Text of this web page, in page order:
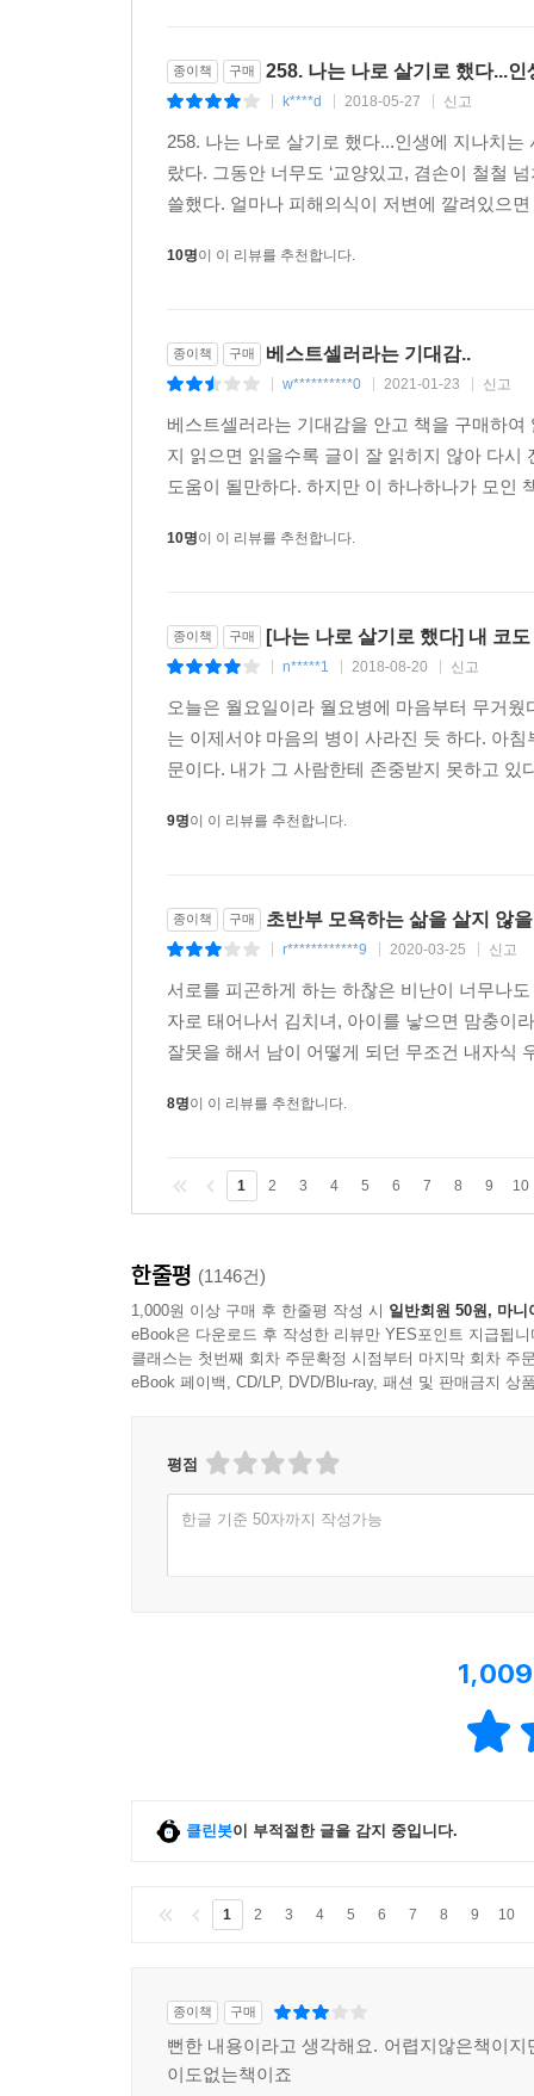
평범하지만 아름다운 우리 보통의 존재들을 위하
당신이 조금은 자유로워졌기를 바란다
우리에게 건투를 빈다
해줄 수 있을까. 다 이렇게 살고 있으니 유난
밥벌이 때문에 참는 ‘을’이 된 것에 자책하지
부끄러워하지 말자. 누구나 어린 시절엔 지구
정의로운 사람으로 살아갈 줄 알았다. 그러나
모습의 어른은 아니지만, 우리는 우리 자신을 똑
통해 모든 인생에 건투를 빈다!
종이책 구매 258. 나는 나로 살기로 했다...
k****d 2018-05-27 신고
258. 나는 나로 살기로 했다...인생에 지나치는
랐다. 그동안 너무도 ‘교양있고, 겸손이 철철
쓸했다. 얼마나 피해의식이 저변에 깔려있으
10명이 이 리뷰를 추천합니다.
종이책 구매 베스트셀러라는 기대감..
w**********0 2021-01-23 신고
베스트셀러라는 기대감을 안고 책을 구매하
지 읽으면 읽을수록 글이 잘 읽히지 않아 다
도움이 될만하다. 하지만 이 하나하나가 모인
10명이 이 리뷰를 추천합니다.
종이책 구매 [나는 나로 살기로 했다] 내 코
n*****1 2018-08-20 신고
오늘은 월요일이라 월요병에 마음부터 무거
는 이제서야 마음의 병이 사라진 듯 하다. 아
문이다. 내가 그 사람한테 존중받지 못하고
9명이 이 리뷰를 추천합니다.
종이책 구매 초반부 모욕하는 삶을 살지 않
r************9 2020-03-25 신고
서로를 피곤하게 하는 하찮은 비난이 너무나
자로 태어나서 김치녀, 아이를 낳으면 맘충이
잘못을 해서 남이 어떻게 되던 무조건 내자식
8명이 이 리뷰를 추천합니다.
1 2 3 4 5 6 7 8 9 10
한줄평 (1146건)
1,000원 이상 구매 후 한줄평 작성 시 일반회원 50원, 마니
eBook은 다운로드 후 작성한 리뷰만 YES포인트 지급됩니
클래스는 첫번째 회차 주문확정 시점부터 마지막 회차 주
eBook 페이백, CD/LP, DVD/Blu-ray, 패션 및 판매금지 상
평점
한글 기준 50자까지 작성가능
1,009
클린봇이 부적절한 글을 감지 중입니다.
1 2 3 4 5 6 7 8 9 10
종이책 구매
뻔한 내용이라고 생각해요. 어렵지않은책이지
이도없는책이죠